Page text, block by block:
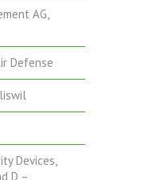
AG,
Defense
Devices,
D –